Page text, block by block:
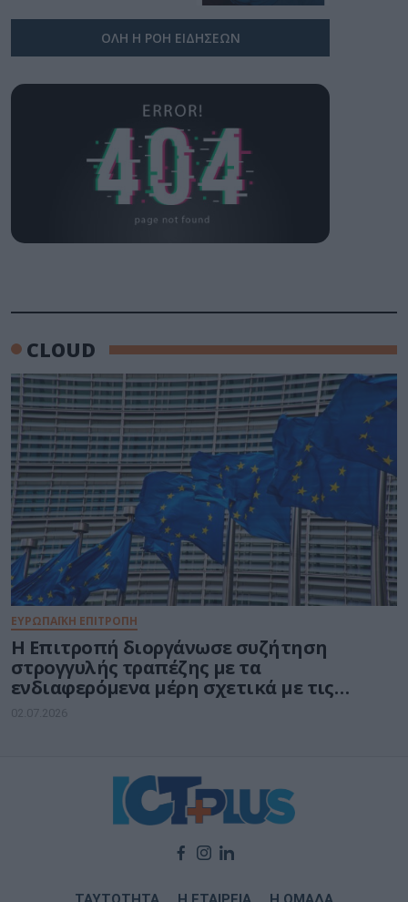
ΟΛΗ Η ΡΟΗ ΕΙΔΗΣΕΩΝ
CLOUD
ΕΥΡΩΠΑΪΚΗ ΕΠΙΤΡΟΠΗ
Η Επιτροπή διοργάνωσε συζήτηση
στρογγυλής τραπέζης με τα
ενδιαφερόμενα μέρη σχετικά με τις
υπηρεσίες υπολογιστικού νέφους στο
02.07.2026